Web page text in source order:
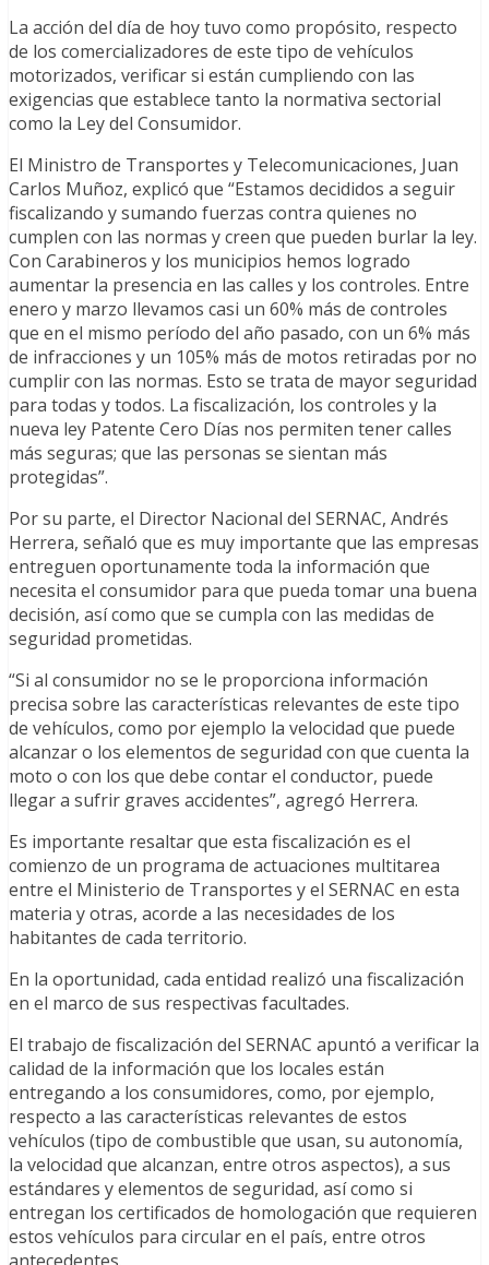
La acción del día de hoy tuvo como propósito, respecto
de los comercializadores de este tipo de vehículos
motorizados, verificar si están cumpliendo con las
exigencias que establece tanto la normativa sectorial
como la Ley del Consumidor.
El Ministro de Transportes y Telecomunicaciones, Juan
Carlos Muñoz, explicó que “Estamos decididos a seguir
fiscalizando y sumando fuerzas contra quienes no
cumplen con las normas y creen que pueden burlar la ley.
Con Carabineros y los municipios hemos logrado
aumentar la presencia en las calles y los controles. Entre
enero y marzo llevamos casi un 60% más de controles
que en el mismo período del año pasado, con un 6% más
de infracciones y un 105% más de motos retiradas por no
cumplir con las normas. Esto se trata de mayor seguridad
para todas y todos. La fiscalización, los controles y la
nueva ley Patente Cero Días nos permiten tener calles
más seguras; que las personas se sientan más
protegidas”.
Por su parte, el Director Nacional del SERNAC, Andrés
Herrera, señaló que es muy importante que las empresas
entreguen oportunamente toda la información que
necesita el consumidor para que pueda tomar una buena
decisión, así como que se cumpla con las medidas de
seguridad prometidas.
“Si al consumidor no se le proporciona información
precisa sobre las características relevantes de este tipo
de vehículos, como por ejemplo la velocidad que puede
alcanzar o los elementos de seguridad con que cuenta la
moto o con los que debe contar el conductor, puede
llegar a sufrir graves accidentes”, agregó Herrera.
Es importante resaltar que esta fiscalización es el
comienzo de un programa de actuaciones multitarea
entre el Ministerio de Transportes y el SERNAC en esta
materia y otras, acorde a las necesidades de los
habitantes de cada territorio.
En la oportunidad, cada entidad realizó una fiscalización
en el marco de sus respectivas facultades.
El trabajo de fiscalización del SERNAC apuntó a verificar la
calidad de la información que los locales están
entregando a los consumidores, como, por ejemplo,
respecto a las características relevantes de estos
vehículos (tipo de combustible que usan, su autonomía,
la velocidad que alcanzan, entre otros aspectos), a sus
estándares y elementos de seguridad, así como si
entregan los certificados de homologación que requieren
estos vehículos para circular en el país, entre otros